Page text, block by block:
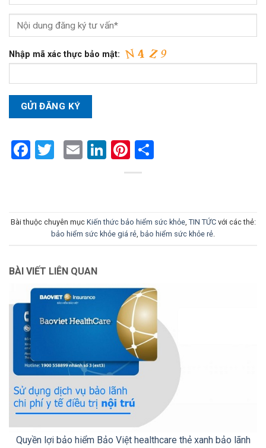
Nhập mã xác thực bảo mật:
Facebook
Twitter
EmailLinkedIn
Pinterest
Bài thuộc chuyên mục Kiến thức bảo hiểm sức khỏe, TIN TỨCvới các thẻ:
bảo hiểm sức khỏe giá rẻ, bảo hiểm sức khỏe rẻ.
BÀI VIẾT LIÊN QUAN
Quyền lợi bảo hiểm Bảo Việt healthcare thẻ xanh bảo lãnh